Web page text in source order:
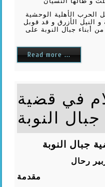
الحرب الأهلية الوحشية
النيل الأزرق و قد قوبل
أبناء جبال النوبة على
Read more ...
في قضية
جبال النوبة
جبال النوبة
رحال
مقدمة